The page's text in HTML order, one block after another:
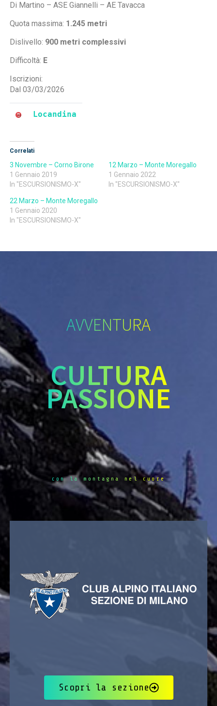
Di Martino – ASE Giannelli – AE Tavacca
Quota massima: 1.245 metri
Dislivello: 900 metri complessivi
Difficoltà: E
Iscrizioni:
Dal 03/03/2026
Locandina
Correlati
3 Novembre – Corno Birone
1 Gennaio 2019
In "ESCURSIONISMO-X"
12 Marzo – Monte Moregallo
1 Gennaio 2022
In "ESCURSIONISMO-X"
22 Marzo – Monte Moregallo
1 Gennaio 2020
In "ESCURSIONISMO-X"
AVVENTURA
CULTURA
PASSIONE
con la montagna nel cuore
Scopri la sezione